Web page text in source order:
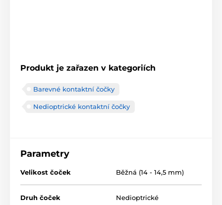
Produkt je zařazen v kategoriích
Barevné kontaktní čočky
Nedioptrické kontaktní čočky
Parametry
Velikost čoček Běžná (14 - 14,5 mm)
Druh čoček Nedioptrické